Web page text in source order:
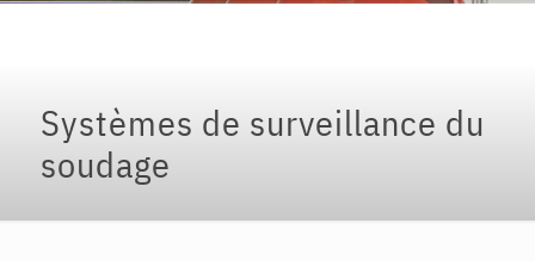
Systèmes de surveillance du
soudage